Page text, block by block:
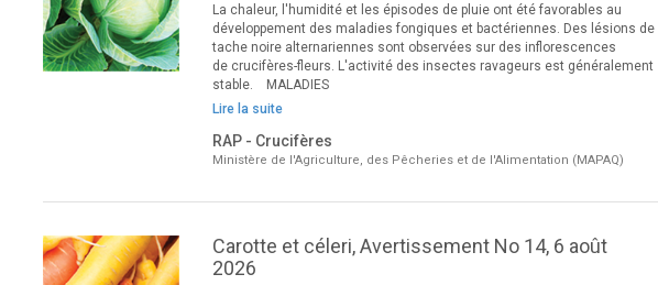
La chaleur, l'humidité et les épisodes de pluie ont été favorables au
développement des maladies fongiques et bactériennes. Des lésions de
tache noire alternariennes sont observées sur des inflorescences
de crucifères-fleurs. L'activité des insectes ravageurs est généralement
stable. MALADIES
Lire la suite
RAP - Crucifères
Ministère de l'Agriculture, des Pêcheries et de l'Alimentation (MAPAQ)
Carotte et céleri, Avertissement No 14, 6 août
2026